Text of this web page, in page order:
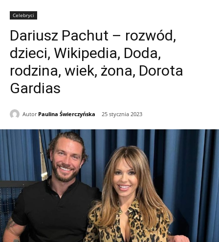
Celebryci
Dariusz Pachut – rozwód,
dzieci, Wikipedia, Doda,
rodzina, wiek, żona, Dorota
Gardias
Autor Paulina Świerczyńska 25 stycznia 2023